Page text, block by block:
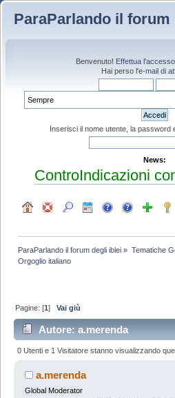
ParaParlando il forum
Benvenuto! Effettua l'accesso
Hai perso l'e-mail di
Inserisci il nome utente, la password
News:
ControIndicazioni
ParaParlando il forum degli iblei » Tematiche
Orgoglio italiano
Pagine: [1]Vai giù
Autore: a.merenda
italiano (Letto 64504 volte)
0 Utenti e 1 Visitatore stanno visualizzando
a.merenda
Global Moderator